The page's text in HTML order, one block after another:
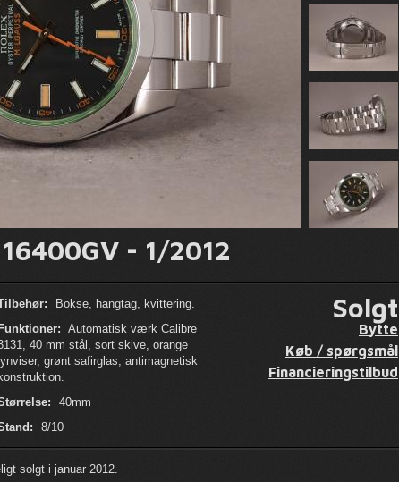
- 1/2012
Bokse, hangtag, kvittering.
Funktioner: Automatisk værk Calibre
40 mm stål, sort skive, orange
lynviser, grønt safirglas, antimagnetisk
konstruktion.
40mm
8/10
Solgt
Bytte
Køb / spørgsmål
Financieringstilbud
solgt i januar 2012.